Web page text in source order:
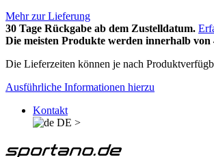
Mehr zur Lieferung
30 Tage Rückgabe ab dem Zustelldatum.
Die meisten Produkte werden innerhalb von
Die Lieferzeiten können je nach
Ausführliche Informationen hierzu
Kontakt
DE >